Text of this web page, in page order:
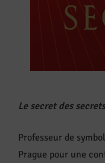
Le secret des
Professeur de
Prague pour une